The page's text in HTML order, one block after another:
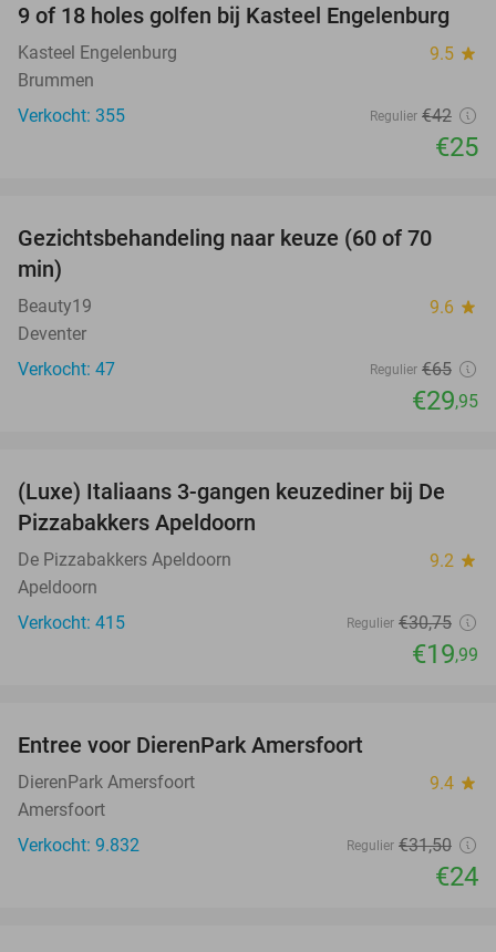
40%
9 of 18 holes golfen bij Kasteel Engelenburg
Kasteel Engelenburg 9.5 star
Brummen
Verkocht: 355
Regulier €42
€25
54%
Gezichtsbehandeling naar keuze (60 of 70
min)
Beauty19 9.6 star
Deventer
Verkocht: 47
Regulier €65
€29,95
35%
(Luxe) Italiaans 3-gangen keuzediner bij De
Pizzabakkers Apeldoorn
De Pizzabakkers Apeldoorn 9.2 star
Apeldoorn
Verkocht: 415
Regulier €30,75
€19,99
Entree voor DierenPark Amersfoort
DierenPark Amersfoort 9.4 star
Amersfoort
Verkocht: 9.832
Regulier €31,50
€24